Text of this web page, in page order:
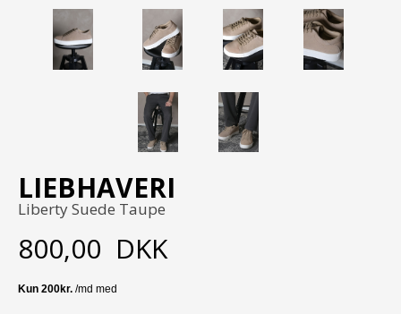
LIEBHAVERI
Liberty Suede Taupe
800,00 DKK